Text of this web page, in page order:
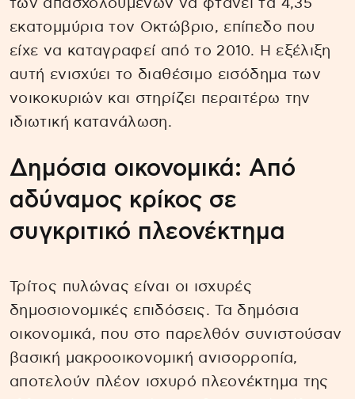
των απασχολουμένων να φτάνει τα 4,35
εκατομμύρια τον Οκτώβριο, επίπεδο που
είχε να καταγραφεί από το 2010. Η εξέλιξη
αυτή ενισχύει το διαθέσιμο εισόδημα των
νοικοκυριών και στηρίζει περαιτέρω την
ιδιωτική κατανάλωση.
Δημόσια οικονομικά: Από
αδύναμος κρίκος σε
συγκριτικό πλεονέκτημα
Τρίτος πυλώνας είναι οι ισχυρές
δημοσιονομικές επιδόσεις. Τα δημόσια
οικονομικά, που στο παρελθόν συνιστούσαν
βασική μακροοικονομική ανισορροπία,
αποτελούν πλέον ισχυρό πλεονέκτημα της